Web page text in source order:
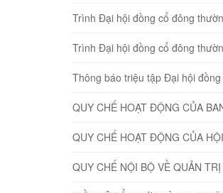
Trình Đại hội đồng cổ đông
Trình Đại hội đồng cổ đông
Thông báo triệu tập Đại hội
QUY CHẾ HOẠT ĐỘNG CỦA
QUY CHẾ HOẠT ĐỘNG CỦA
QUY CHẾ NỘI BỘ VỀ QUẢN